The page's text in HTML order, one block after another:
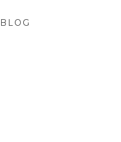
BLOG